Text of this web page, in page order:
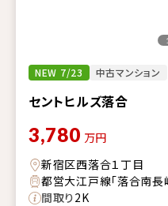
NEW 7/23 中古マンション
セントヒルズ落合
3,780 万円
新宿区西落合１丁目
都営大江戸線「落合南
間取り2K